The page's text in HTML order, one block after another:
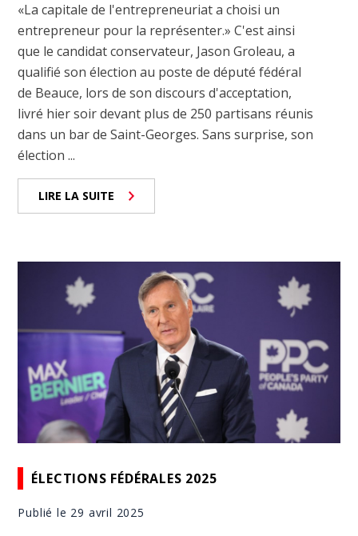
«La capitale de l'entrepreneuriat a choisi un
entrepreneur pour la représenter.» C'est ainsi
que le candidat conservateur, Jason Groleau, a
qualifié son élection au poste de député fédéral
de Beauce, lors de son discours d'acceptation,
livré hier soir devant plus de 250 partisans réunis
dans un bar de Saint-Georges. Sans surprise, son
élection ...
LIRE LA SUITE
ÉLECTIONS FÉDÉRALES 2025
Publié le 29 avril 2025